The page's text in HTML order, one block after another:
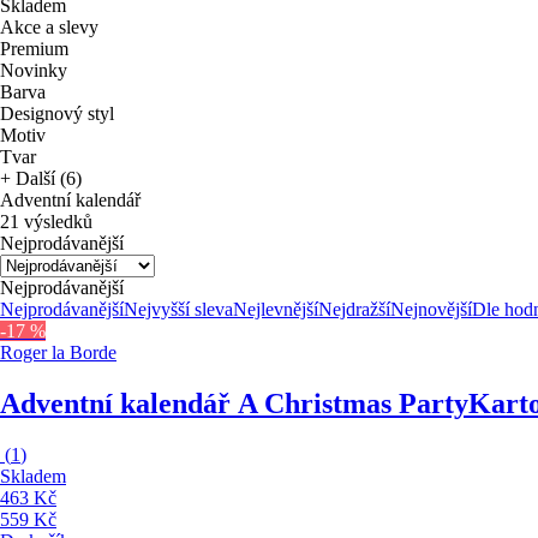
Skladem
Akce a slevy
Premium
Novinky
Barva
Designový styl
Motiv
Tvar
+ Další (6)
Adventní kalendář
21 výsledků
Nejprodávanější
Nejprodávanější
NejprodávanějšíNejvyšší slevaNejlevnějšíNejdražšíNejnovějšíDle
-17 %
Roger la Borde
Adventní kalendář A Christmas Party
(1)
Skladem
463 Kč
559 Kč